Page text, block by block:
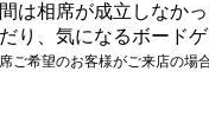
は相席が成立しなか
り、気になるボード
希望のお客様がご来店の場